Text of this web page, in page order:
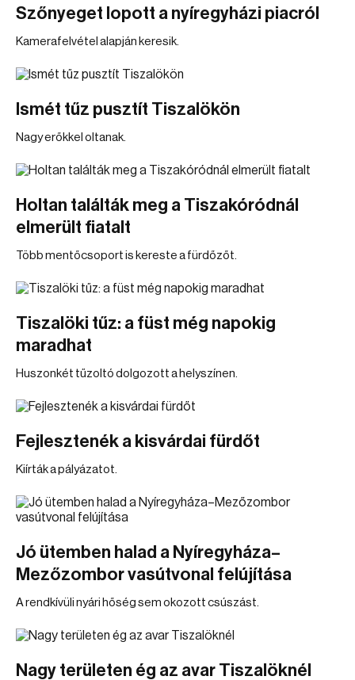
Szőnyeget lopott a nyíregyházi piacról
Kamerafelvétel alapján keresik.
Ismét tűz pusztít Tiszalökön
Nagy erőkkel oltanak.
Holtan találták meg a Tiszakóródnál
elmerült fiatalt
Több mentőcsoport is kereste a fürdőzőt.
Tiszalöki tűz: a füst még napokig
maradhat
Huszonkét tűzoltó dolgozott a helyszínen.
Fejlesztenék a kisvárdai fürdőt
Kiírták a pályázatot.
Jó ütemben halad a Nyíregyháza–
Mezőzombor vasútvonal felújítása
A rendkívüli nyári hőség sem okozott csúszást.
Nagy területen ég az avar Tiszalöknél